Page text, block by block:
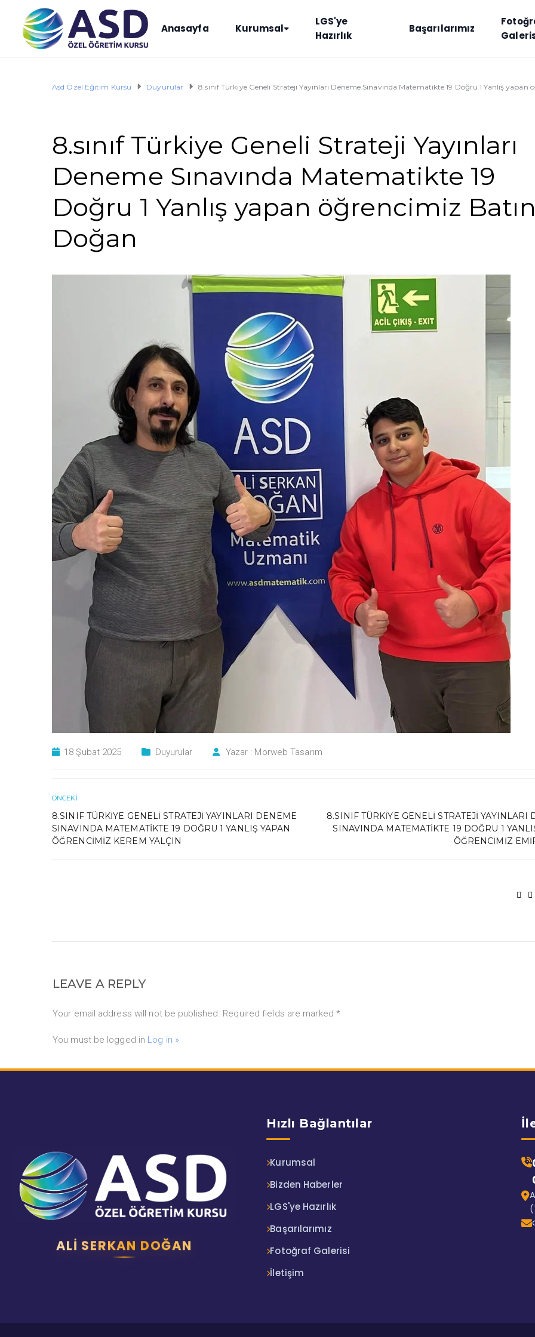
Anasayfa Kurumsal
LGS'ye
Hazırlık
Başarılarımız
Asd Özel Eğitim Kursu Duyurular 8.sınıf Türkiye Geneli Strateji Yayınları Deneme Sınavında Matematikte 19 Doğru 1 Yanlış
8.sınıf Türkiye Geneli Strateji Yayınları
Deneme Sınavında Matematikte 19
Doğru 1 Yanlış yapan öğrencimiz Batın
Doğan
18 Şubat 2025 Duyurular Yazar : Morweb Tasarım
ÖNCEKI
8.SINIF TÜRKIYE GENELI STRATEJI YAYINLARI DENEME
SINAVINDA MATEMATIKTE 19 DOĞRU 1 YANLIŞ YAPAN
ÖĞRENCIMIZ KEREM YALÇIN
8.SINIF TÜRKIYE GENELI STRATEJI YAYINLARI
SINAVINDA MATEMATIKTE 19 DOĞRU 1
ÖĞRENCIMIZ
LEAVE A REPLY
Your email address will not be published. Required fields are marked *
You must be logged in Log in »
ALI SERKAN DOĞAN
Hızlı Bağlantılar
Kurumsal
Bizden Haberler
LGS'ye Hazırlık
Başarılarımız
Fotoğraf Galerisi
İletişim